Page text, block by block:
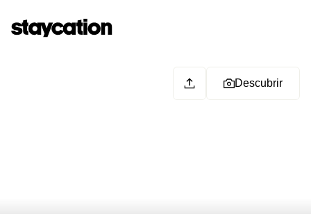
Descubrir